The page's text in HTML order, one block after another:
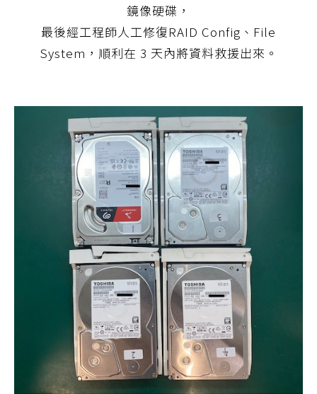
鏡像硬碟，
最後經工程師人工修復RAID Config、File
System，順利在 3 天內將資料救援出來。